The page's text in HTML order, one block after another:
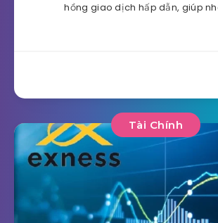
hồng giao dịch hấp dẫn, giúp
Tài Chính